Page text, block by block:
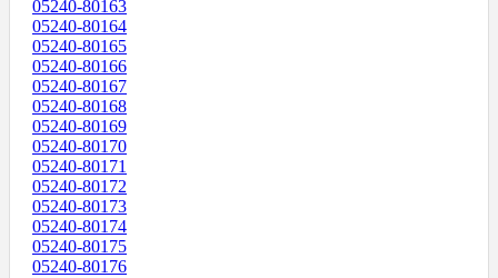
05240-80163
05240-80164
05240-80165
05240-80166
05240-80167
05240-80168
05240-80169
05240-80170
05240-80171
05240-80172
05240-80173
05240-80174
05240-80175
05240-80176